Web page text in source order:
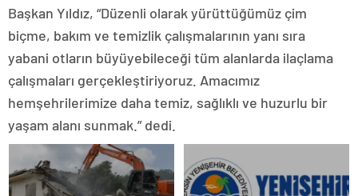
Başkan Yıldız, “Düzenli olarak yürüttüğümüz çim
biçme, bakım ve temizlik çalışmalarının yanı sıra
yabani otların büyüyebileceği tüm alanlarda ilaçlama
çalışmaları gerçekleştiriyoruz. Amacımız
hemşehrilerimize daha temiz, sağlıklı ve huzurlu bir
yaşam alanı sunmak.” dedi.